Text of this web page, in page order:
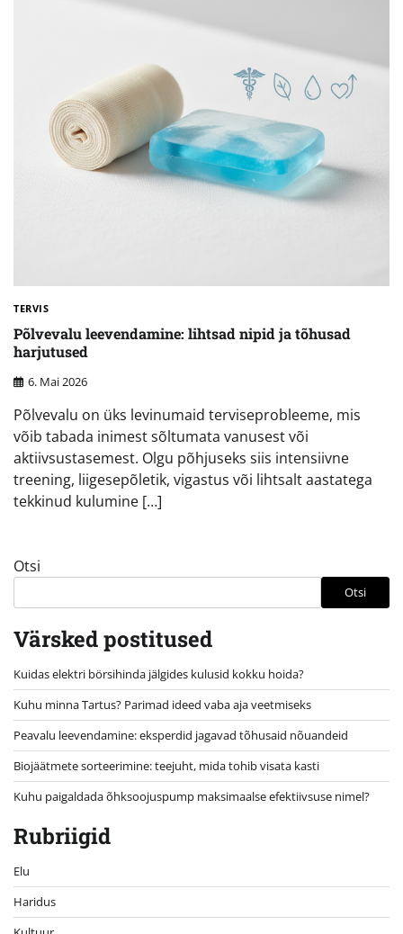
TERVIS
Põlvevalu leevendamine: lihtsad nipid ja tõhusad
harjutused
6. Mai 2026
Põlvevalu on üks levinumaid terviseprobleeme, mis
võib tabada inimest sõltumata vanusest või
aktiivsustasemest. Olgu põhjuseks siis intensiivne
treening, liigesepõletik, vigastus või lihtsalt aastatega
tekkinud kulumine […]
Otsi
Otsi
Värsked postitused
Kuidas elektri börsihinda jälgides kulusid kokku hoida?
Kuhu minna Tartus? Parimad ideed vaba aja veetmiseks
Peavalu leevendamine: eksperdid jagavad tõhusaid nõuandeid
Biojäätmete sorteerimine: teejuht, mida tohib visata kasti
Kuhu paigaldada õhksoojuspump maksimaalse efektiivsuse nimel?
Rubriigid
Elu
Haridus